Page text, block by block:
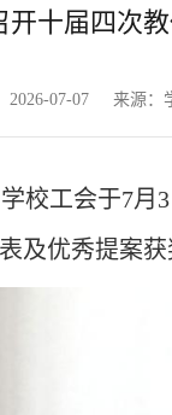
十届四次
2026-07-07 来源：
校工会于7月
优秀提案